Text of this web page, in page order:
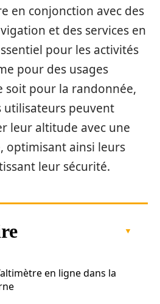
en conjonction avec des
et des services en
pour les activités
pour des usages
soit pour la randonnée,
utilisateurs peuvent
leur altitude avec une
optimisant ainsi leurs
leur sécurité.
en ligne dans la